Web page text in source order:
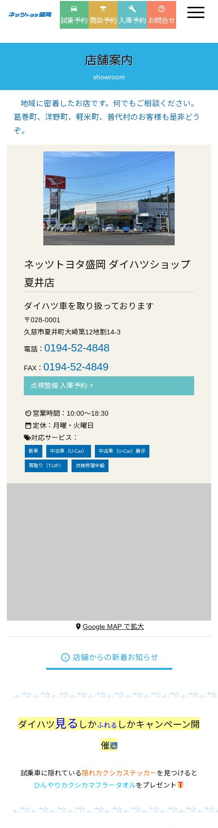
drive_eta
試乗予約
table_bar
商談予約
build
入庫予約
help_outline
お問合せ
店舗案内
showroom
地域に密着したお店です。何でもご相談ください。
葛巻町、洋野町、軽米町、普代村のお客様も是非どう
ぞ。
ネッツトヨタ盛岡 ダイハツショップ
夏井店
ダイハツ車を取り扱っております
〒028-0001
久慈市夏井町大崎第12地割14-3
電話： 0194-52-4848
FAX： 0194-52-4849
点検整備 入庫予約 chevron_right
av_timer 営業時間：10:00～18:30
date_range 定休：月曜・火曜日
対応サービス：
新車 中古車（U-Car） 中古車（U-Car）展示
買取り（T-UP） 点検修理全般
place Google MAP で拡大
info_outline 店舗からの新着お知らせ
.｡.:*☆.｡.:*☆.｡.:*☆.｡.:*☆.｡.:*☆.｡.:*☆.｡.:*☆.｡.:*☆.｡.:*☆.｡.:*☆.｡
ダイハツ 見る しかふれる しかキャンペーン開
催
試乗車に隠れている隠れカクシカステッカーを見つけると
ひんやりカクシカマフラータオルをプレゼント
｡.:*☆.｡.:*☆.｡.:*☆.｡.:*☆.｡.:*☆.｡.:*☆.｡.:*☆.｡.:*☆.｡.:*☆.｡.:*☆.｡